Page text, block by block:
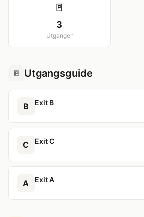
🚪
3
Utganger
🚪 Utgangsguide
B Exit B
C Exit C
A Exit A